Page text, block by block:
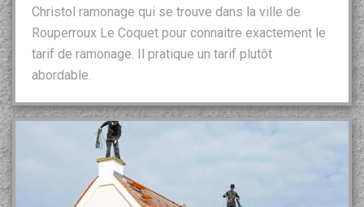
Christol ramonage qui se trouve dans la ville de
Rouperroux Le Coquet pour connaitre exactement le
tarif de ramonage. Il pratique un tarif plutôt
abordable.